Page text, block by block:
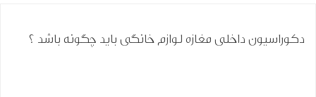
دکوراسیون داخلی مغازه لوازم خانگی باید چگونه باشد ؟